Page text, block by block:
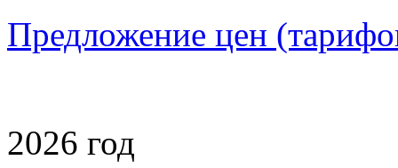
Предложение цен
2026 год